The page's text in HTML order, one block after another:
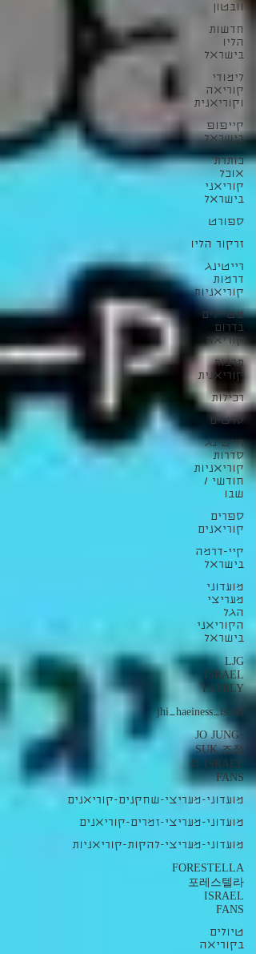
וובטון
חדשות
הליו
בישראל
לימודי
קוריאה
וקוריאנית
קייפופ
בישראל
כותרת
אוכל
קוריאני
בישראל
ספורט
זרקור הליו
רייטינג
דרמות
קוריאניות
מטיילים
בדרום
קוריאה
תרבות
קוריאנית
רכילות
סרטים
רייטינג
סדרות
קוריאניות
חודשי /
שבו
ספרים
קוריאנים
קיי-דרמה
בישראל
מועדוני
מעריצי
הגל
הקוריאני
בישראל
LJG
ISRAEL
FAMILY
jhi_haeiness_israel
JO JUNG-
SUK 조정
석 ISRAEL
FANS
מועדוני-מעריצי-שחקנים-קוריאנים
מועדוני-מעריצי-זמרים-קוריאנים
מועדוני-מעריצי-להקות-קוריאניות
FORESTELLA
포레스텔라
ISRAEL
FANS
טיולים
בקוריאה